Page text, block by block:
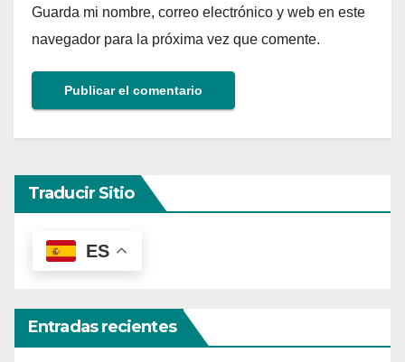
Guarda mi nombre, correo electrónico y web en este
navegador para la próxima vez que comente.
Traducir Sitio
ES
Entradas recientes